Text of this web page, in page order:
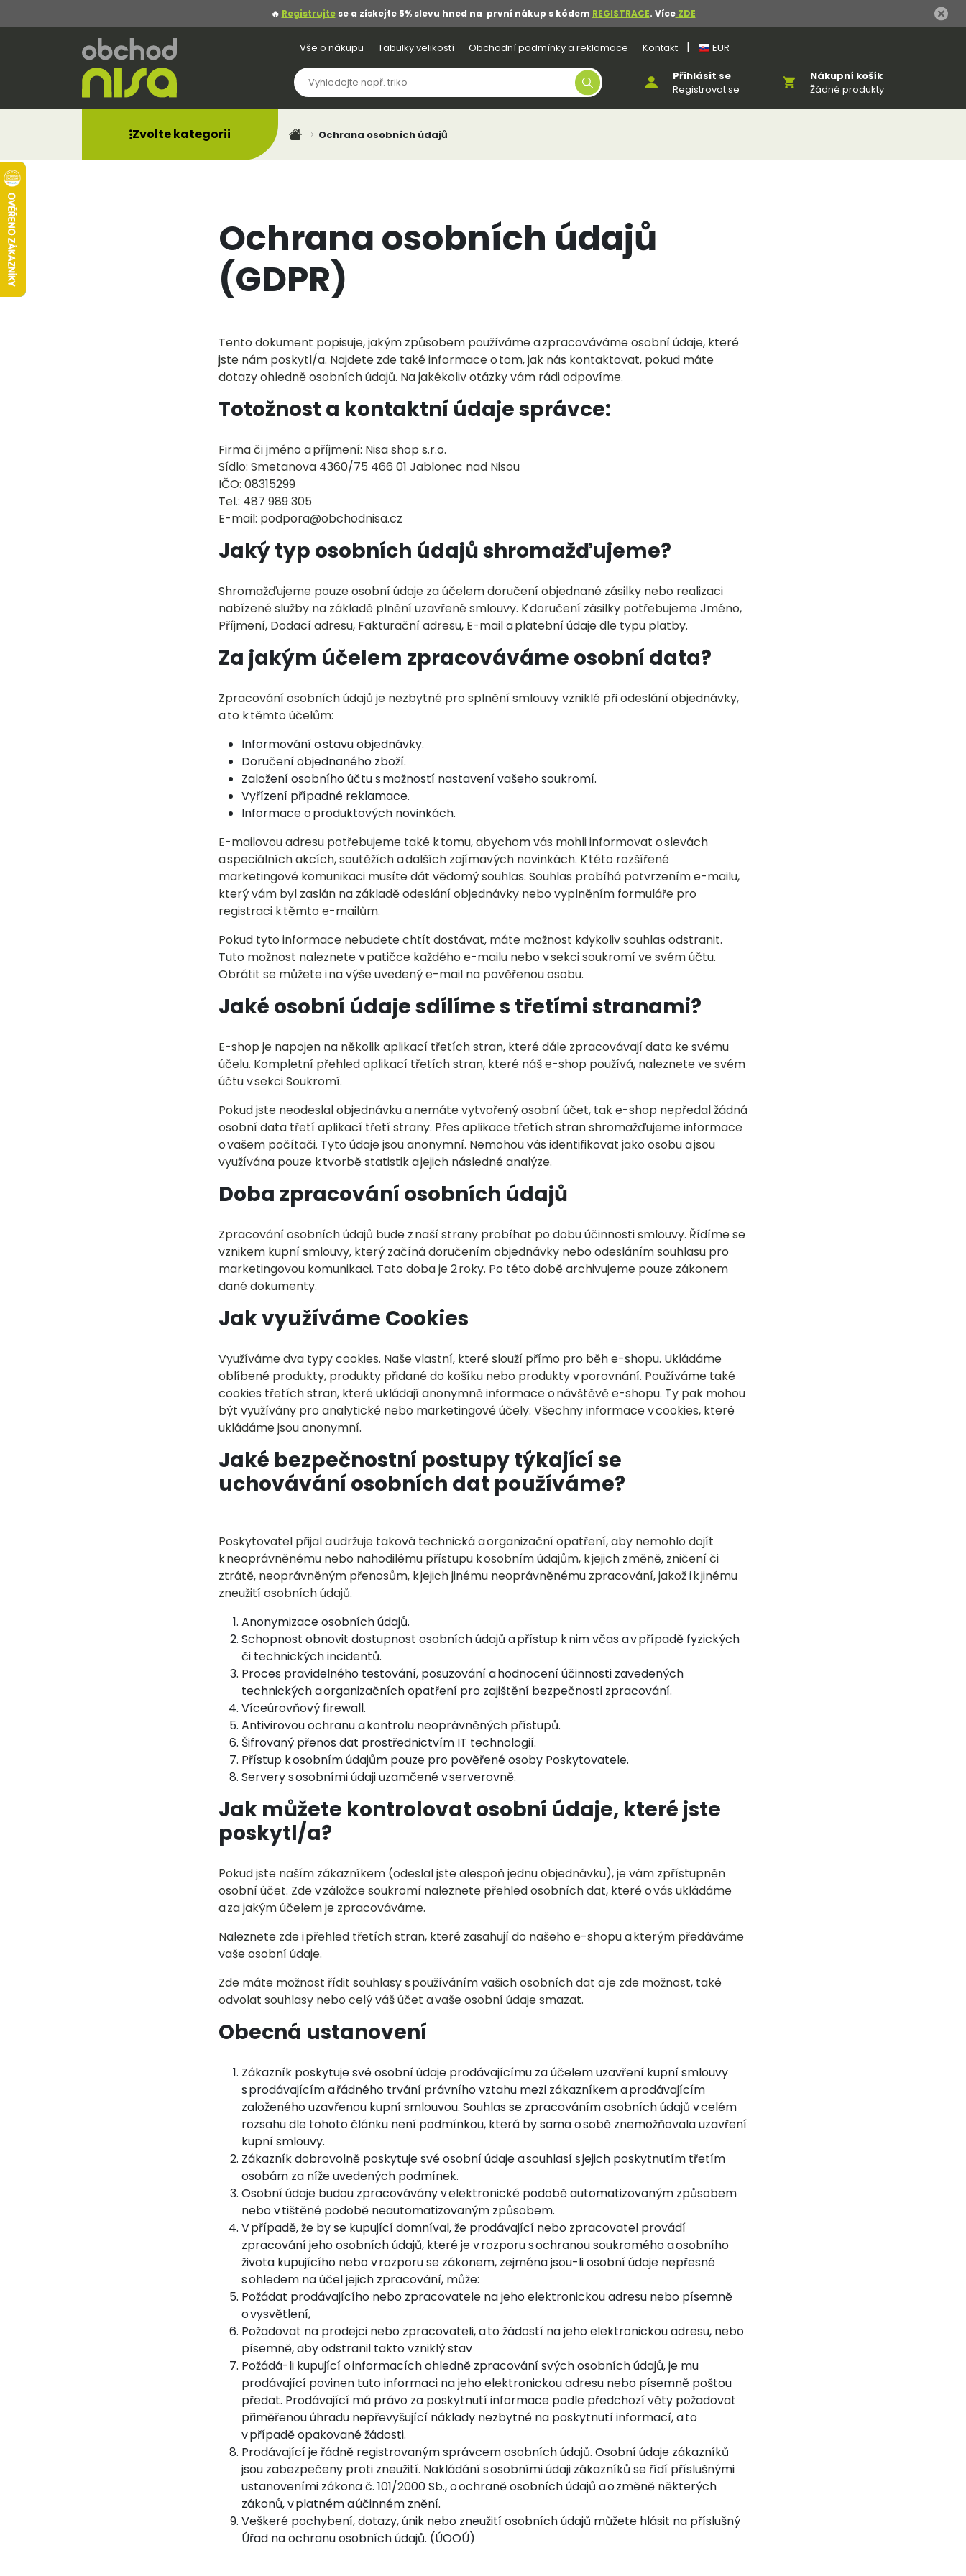
🔥 Registrujtese a získejte 5% slevu hned na první nákup s kódem REGISTRACE. VíceZDE
Vše o nákupu Tabulky velikostí Obchodní podmínky a reklamace Kontakt | EUR
Přihlásit se
Registrovat se
Nákupní košík
Žádné produkty
Zvolte kategorii Ochrana osobních údajů
Ochrana osobních údajů
(GDPR)
Tento dokument popisuje, jakým způsobem používáme a zpracováváme osobní údaje, které
jste nám poskytl/a. Najdete zde také informace o tom, jak nás kontaktovat, pokud máte
dotazy ohledně osobních údajů. Na jakékoliv otázky vám rádi odpovíme.
Totožnost a kontaktní údaje správce:
Firma či jméno a příjmení: Nisa shop s.r.o.
Sídlo: Smetanova 4360/75 466 01 Jablonec nad Nisou
IČO: 08315299
Tel.: 487 989 305
E-mail: podpora@obchodnisa.cz
Jaký typ osobních údajů shromažďujeme?
Shromažďujeme pouze osobní údaje za účelem doručení objednané zásilky nebo realizaci
nabízené služby na základě plnění uzavřené smlouvy. K doručení zásilky potřebujeme Jméno,
Příjmení, Dodací adresu, Fakturační adresu, E-mail a platební údaje dle typu platby.
Za jakým účelem zpracováváme osobní data?
Zpracování osobních údajů je nezbytné pro splnění smlouvy vzniklé při odeslání objednávky,
a to k těmto účelům:
Informování o stavu objednávky.
Doručení objednaného zboží.
Založení osobního účtu s možností nastavení vašeho soukromí.
Vyřízení případné reklamace.
Informace o produktových novinkách.
E-mailovou adresu potřebujeme také k tomu, abychom vás mohli informovat o slevách
a speciálních akcích, soutěžích a dalších zajímavých novinkách. K této rozšířené
marketingové komunikaci musíte dát vědomý souhlas. Souhlas probíhá potvrzením e-mailu,
který vám byl zaslán na základě odeslání objednávky nebo vyplněním formuláře pro
registraci k těmto e-mailům.
Pokud tyto informace nebudete chtít dostávat, máte možnost kdykoliv souhlas odstranit.
Tuto možnost naleznete v patičce každého e-mailu nebo v sekci soukromí ve svém účtu.
Obrátit se můžete i na výše uvedený e-mail na pověřenou osobu.
Jaké osobní údaje sdílíme s třetími stranami?
E-shop je napojen na několik aplikací třetích stran, které dále zpracovávají data ke svému
účelu. Kompletní přehled aplikací třetích stran, které náš e-shop používá, naleznete ve svém
účtu v sekci Soukromí.
Pokud jste neodeslal objednávku a nemáte vytvořený osobní účet, tak e-shop nepředal žádná
osobní data třetí aplikací třetí strany. Přes aplikace třetích stran shromažďujeme informace
o vašem počítači. Tyto údaje jsou anonymní. Nemohou vás identifikovat jako osobu a jsou
využívána pouze k tvorbě statistik a jejich následné analýze.
Doba zpracování osobních údajů
Zpracování osobních údajů bude z naší strany probíhat po dobu účinnosti smlouvy. Řídíme se
vznikem kupní smlouvy, který začíná doručením objednávky nebo odesláním souhlasu pro
marketingovou komunikaci. Tato doba je 2 roky. Po této době archivujeme pouze zákonem
dané dokumenty.
Jak využíváme Cookies
Využíváme dva typy cookies. Naše vlastní, které slouží přímo pro běh e-shopu. Ukládáme
oblíbené produkty, produkty přidané do košíku nebo produkty v porovnání. Používáme také
cookies třetích stran, které ukládají anonymně informace o návštěvě e-shopu. Ty pak mohou
být využívány pro analytické nebo marketingové účely. Všechny informace v cookies, které
ukládáme jsou anonymní.
Jaké bezpečnostní postupy týkající se
uchovávání osobních dat používáme?
Poskytovatel přijal a udržuje taková technická a organizační opatření, aby nemohlo dojít
k neoprávněnému nebo nahodilému přístupu k osobním údajům, k jejich změně, zničení či
ztrátě, neoprávněným přenosům, k jejich jinému neoprávněnému zpracování, jakož i k jinému
zneužití osobních údajů.
Anonymizace osobních údajů.
Schopnost obnovit dostupnost osobních údajů a přístup k nim včas a v případě fyzických
či technických incidentů.
Proces pravidelného testování, posuzování a hodnocení účinnosti zavedených
technických a organizačních opatření pro zajištění bezpečnosti zpracování.
Víceúrovňový firewall.
Antivirovou ochranu a kontrolu neoprávněných přístupů.
Šifrovaný přenos dat prostřednictvím IT technologií.
Přístup k osobním údajům pouze pro pověřené osoby Poskytovatele.
Servery s osobními údaji uzamčené v serverovně.
Jak můžete kontrolovat osobní údaje, které jste
poskytl/a?
Pokud jste naším zákazníkem (odeslal jste alespoň jednu objednávku), je vám zpřístupněn
osobní účet. Zde v záložce soukromí naleznete přehled osobních dat, které o vás ukládáme
a za jakým účelem je zpracováváme.
Naleznete zde i přehled třetích stran, které zasahují do našeho e-shopu a kterým předáváme
vaše osobní údaje.
Zde máte možnost řídit souhlasy s používáním vašich osobních dat a je zde možnost, také
odvolat souhlasy nebo celý váš účet a vaše osobní údaje smazat.
Obecná ustanovení
Zákazník poskytuje své osobní údaje prodávajícímu za účelem uzavření kupní smlouvy
s prodávajícím a řádného trvání právního vztahu mezi zákazníkem a prodávajícím
založeného uzavřenou kupní smlouvou. Souhlas se zpracováním osobních údajů v celém
rozsahu dle tohoto článku není podmínkou, která by sama o sobě znemožňovala uzavření
kupní smlouvy.
Zákazník dobrovolně poskytuje své osobní údaje a souhlasí s jejich poskytnutím třetím
osobám za níže uvedených podmínek.
Osobní údaje budou zpracovávány v elektronické podobě automatizovaným způsobem
nebo v tištěné podobě neautomatizovaným způsobem.
V případě, že by se kupující domníval, že prodávající nebo zpracovatel provádí
zpracování jeho osobních údajů, které je v rozporu s ochranou soukromého a osobního
života kupujícího nebo v rozporu se zákonem, zejména jsou-li osobní údaje nepřesné
s ohledem na účel jejich zpracování, může:
Požádat prodávajícího nebo zpracovatele na jeho elektronickou adresu nebo písemně
o vysvětlení,
Požadovat na prodejci nebo zpracovateli, a to žádostí na jeho elektronickou adresu, nebo
písemně, aby odstranil takto vzniklý stav
Požádá-li kupující o informacích ohledně zpracování svých osobních údajů, je mu
prodávající povinen tuto informaci na jeho elektronickou adresu nebo písemně poštou
předat. Prodávající má právo za poskytnutí informace podle předchozí věty požadovat
přiměřenou úhradu nepřevyšující náklady nezbytné na poskytnutí informací, a to
v případě opakované žádosti.
Prodávající je řádně registrovaným správcem osobních údajů. Osobní údaje zákazníků
jsou zabezpečeny proti zneužití. Nakládání s osobními údaji zákazníků se řídí příslušnými
ustanoveními zákona č. 101/2000 Sb., o ochraně osobních údajů a o změně některých
zákonů, v platném a účinném znění.
Veškeré pochybení, dotazy, únik nebo zneužití osobních údajů můžete hlásit na příslušný
Úřad na ochranu osobních údajů. (ÚOOÚ)